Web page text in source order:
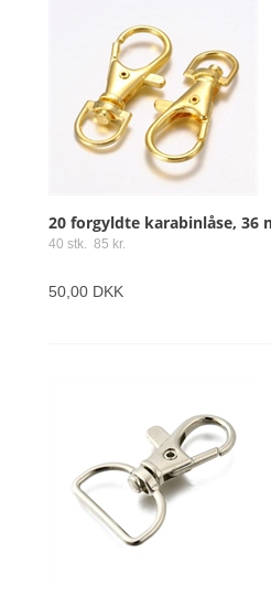
20 forgyldte karabinlåse, 36
40 stk. 85 kr.
50,00 DKK